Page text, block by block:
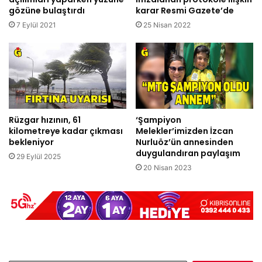
gözüne bulaştırdı
7 Eylül 2021
karar Resmi Gazete’de
25 Nisan 2022
Rüzgar hızının, 61
kilometreye kadar çıkması
bekleniyor
29 Eylül 2025
‘Şampiyon
Melekler’imizden İzcan
Nurluöz’ün annesinden
duygulandıran paylaşım
20 Nisan 2023